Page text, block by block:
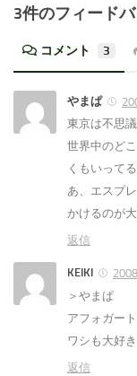
3件のフィード
コメント 3
やまぱ
東京は不思
世界中のど
くもいって
あ、エスプ
かけるのが
返信
KEIKI
＞やまぱ
アフォガー
ワシも大好き
返信